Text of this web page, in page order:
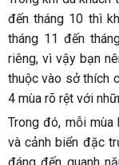
đến tháng 10 thì
tháng 11 đến
riêng, vì vậy bạn
thuộc vào sở thích
4 mùa rõ rệt với
Trong đó, mỗi mùa
và cảnh biển đặc
đáng đến quanh